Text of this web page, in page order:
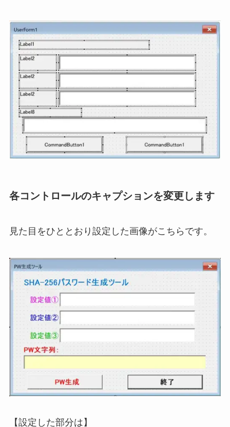
各コントロールのキャプションを変更します
見た目をひととおり設定した画像がこちらです。
【設定した部分は】